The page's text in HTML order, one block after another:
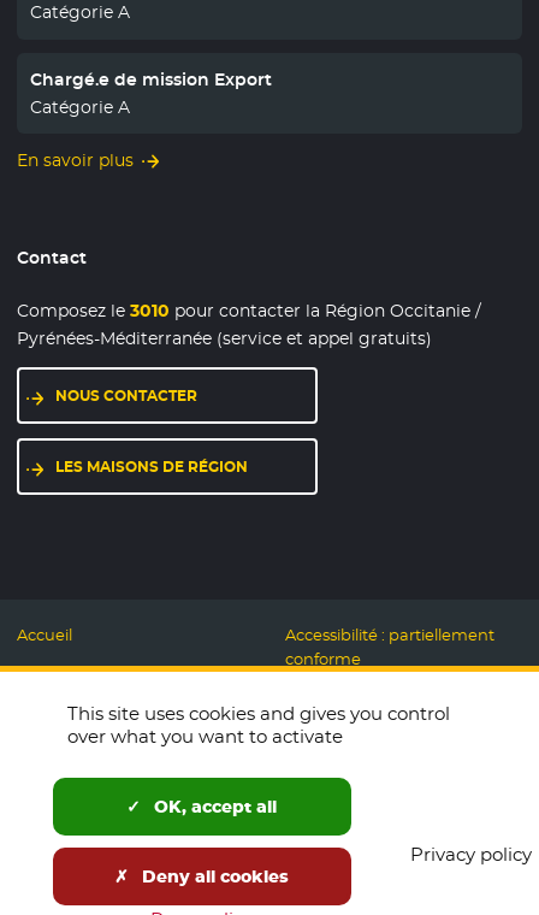
Catégorie A
Chargé.e de mission Export
Catégorie A
En savoir plus
Contact
Composez le3010 pour contacter la Région Occitanie /
Pyrénées-Méditerranée (service et appel gratuits)
NOUS CONTACTER
LES MAISONS DE RÉGION
Accueil
Mentions légales
Données personnelles et
Cookies
Espace presse
Télécharger le logo
English
Open Data
Accessibilité : partiellement
conforme
Responsable
Plan du site
Newsletters
This site uses cookies and gives you control
over what you want to activate
OK, accept all
Deny all cookies
Privacy policy